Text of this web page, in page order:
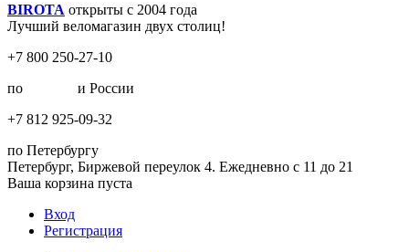
BIROTA открыты с 2004 года
Лучший веломагазин двух столиц!
+7 800 250-27-10
по
и России
+7 812 925-09-32
по Петербургу
Петербург, Биржевой переулок 4. Ежедневно с 11 до 21
Ваша корзина пуста
Вход
Регистрация